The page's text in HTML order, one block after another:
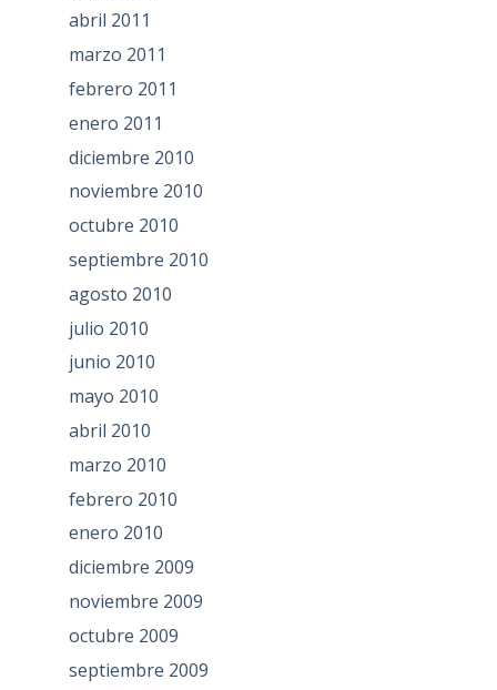
abril 2011
marzo 2011
febrero 2011
enero 2011
diciembre 2010
noviembre 2010
octubre 2010
septiembre 2010
agosto 2010
julio 2010
junio 2010
mayo 2010
abril 2010
marzo 2010
febrero 2010
enero 2010
diciembre 2009
noviembre 2009
octubre 2009
septiembre 2009